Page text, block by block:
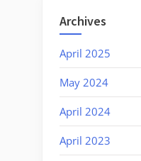
Archives
April 2025
May 2024
April 2024
April 2023